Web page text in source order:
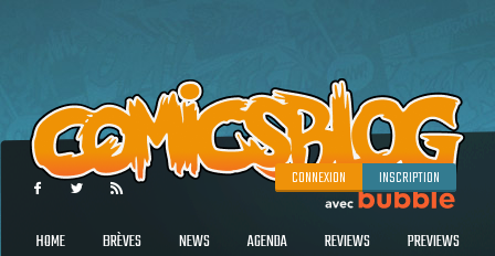
CONNEXION INSCRIPTION
HOME BRÈVES NEWS AGENDA REVIEWS PREVIEWS